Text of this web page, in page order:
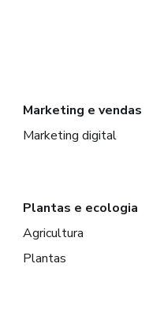
Marketing e vendas
Marketing digital
Plantas e ecologia
Agricultura
Plantas